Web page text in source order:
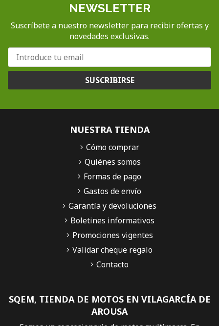
NEWSLETTER
Suscríbete a nuestro newsletter para recibir ofertas y
novedades exclusivas.
SUSCRIBIRSE
SQEM, TIENDA DE MOTOS EN VILAGARCÍA DE
AROUSA
NUESTRA TIENDA
Cómo comprar
Quiénes somos
Formas de pago
Gastos de envío
Garantía y devoluciones
Boletines informativos
Promociones vigentes
Validar cheque regalo
Contacto